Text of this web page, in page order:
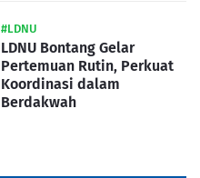
#LDNU
LDNU Bontang Gelar
Pertemuan Rutin, Perkuat
Koordinasi dalam
Berdakwah